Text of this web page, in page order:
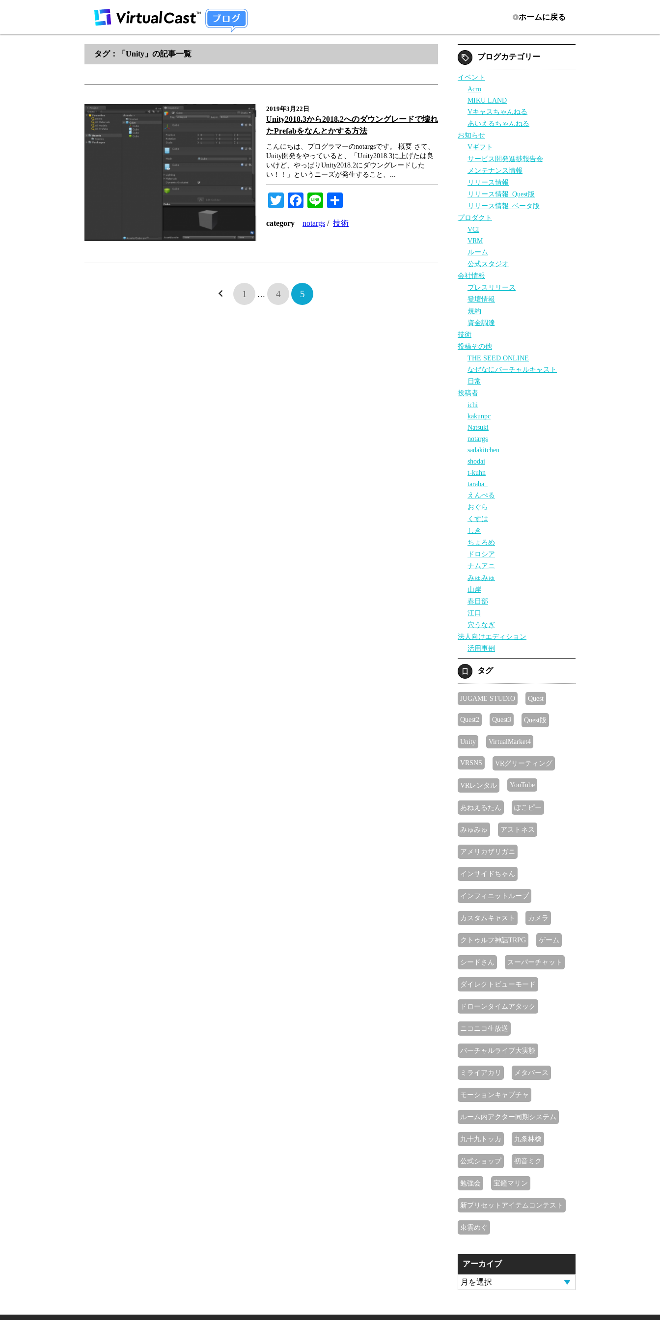
ホームに戻る
タグ：「Unity」の記事一覧
2019年3月22日
Unity2018.3から2018.2へのダウングレードで壊れ
たPrefabをなんとかする方法
こんにちは、プログラマーのnotargsです。 概要 さて、
Unity開発をやっていると、「Unity2018.3に上げたは良
いけど、やっぱりUnity2018.2にダウングレードした
い！！」というニーズが発生すること、...
TwitterFacebook
Line
有
category notargs / 技術
1 … 4 5
ブログカテゴリー
イベント
Acro
MIKU LAND
Vキャスちゃんねる
あいえるちゃんねる
お知らせ
Vギフト
サービス開発進捗報告会
メンテナンス情報
リリース情報
リリース情報_Quest版
リリース情報_ベータ版
プロダクト
VCI
VRM
ルーム
公式スタジオ
会社情報
プレスリリース
登壇情報
規約
資金調達
技術
投稿その他
THE SEED ONLINE
なぜなにバーチャルキャスト
日常
投稿者
ichi
kakunpc
Natsuki
notargs
sadakitchen
shodai
t-kuhn
taraba_
えんぺる
おぐら
くすは
しき
ちょろめ
ドロシア
ナムアニ
みゅみゅ
山岸
春日部
江口
穴うなぎ
法人向けエディション
活用事例
タグ
JUGAME STUDIO Quest
Quest2 Quest3 Quest版
Unity VirtualMarket4
VRSNS VRグリーティング
VRレンタル YouTube
あねえるたん ぽこピー
みゅみゅ アストネス
アメリカザリガニ
インサイドちゃん
インフィニットループ
カスタムキャスト カメラ
クトゥルフ神話TRPG ゲーム
シードさん スーパーチャット
ダイレクトビューモード
ドローンタイムアタック
ニコニコ生放送
バーチャルライブ大実験
ミライアカリ メタバース
モーションキャプチャ
ルーム内アクター同期システム
九十九トッカ 九条林檎
公式ショップ 初音ミク
勉強会 宝鐘マリン
新プリセットアイテムコンテスト
東雲めぐ
アーカイブ